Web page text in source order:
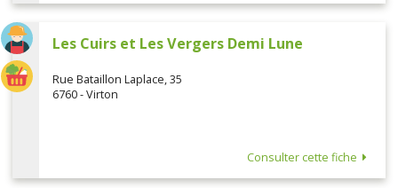
Les Cuirs et Les Vergers Demi Lune
Rue Bataillon Laplace, 35
6760 - Virton
Consulter cette fiche